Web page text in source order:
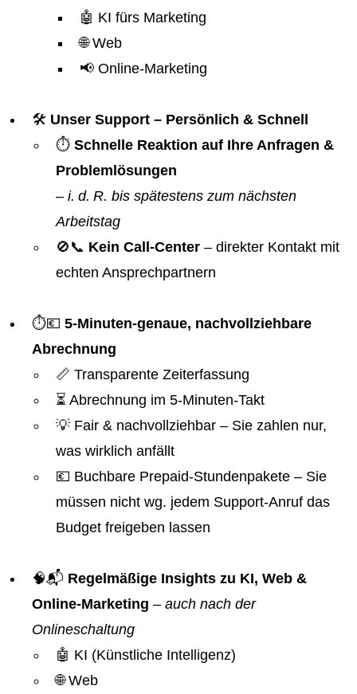
🤖 KI fürs Marketing
🌐 Web
📢 Online-Marketing
🛠️ Unser Support – Persönlich & Schnell
⏱️ Schnelle Reaktion auf Ihre Anfragen &
Problemlösungen
– i. d. R. bis spätestens zum nächsten
Arbeitstag
🚫📞 Kein Call-Center – direkter Kontakt mit
echten Ansprechpartnern
⏱️💶 5-Minuten-genaue, nachvollziehbare
Abrechnung
📏 Transparente Zeiterfassung
⏳ Abrechnung im 5-Minuten-Takt
💡 Fair & nachvollziehbar – Sie zahlen nur,
was wirklich anfällt
💶 Buchbare Prepaid-Stundenpakete – Sie
müssen nicht wg. jedem Support-Anruf das
Budget freigeben lassen
🧠📬 Regelmäßige Insights zu KI, Web &
Online-Marketing – auch nach der
Onlineschaltung
🤖 KI (Künstliche Intelligenz)
🌐 Web